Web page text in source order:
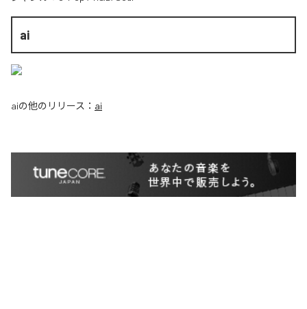
ai
aiの他のリリース： ai